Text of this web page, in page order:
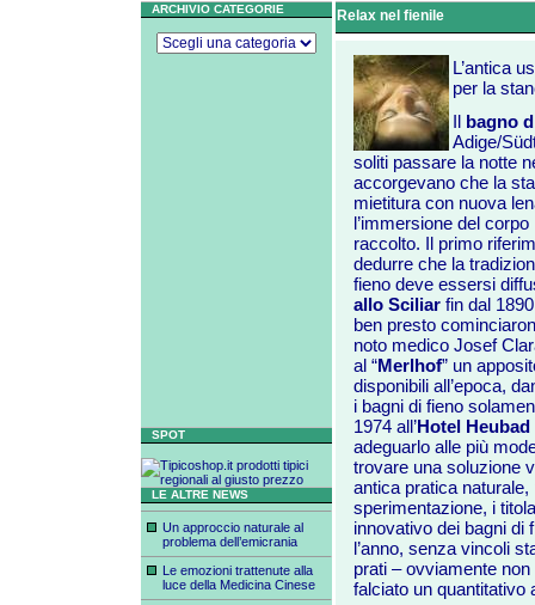
ARCHIVIO CATEGORIE
SPOT
LE ALTRE NEWS
Un approccio naturale al
problema dell’emicrania
Le emozioni trattenute alla
luce della Medicina Cinese
Relax nel fienile
L’antica
per la
Il bagno
Adige/
soliti passare la notte
accorgevano che la
mietitura con nuova
l’immersione del corpo
raccolto. Il primo
dedurre che la
fieno deve essersi
allo Sciliar fin dal
ben presto
noto medico Josef
al “Merlhof” un
disponibili all’epoca,
i bagni di fieno
1974 all’Hotel Heubad
adeguarlo alle più
trovare una soluzione
antica pratica
sperimentazione, i
innovativo dei bagni di
l’anno, senza vincoli
prati – ovviamente
falciato un quantitativo